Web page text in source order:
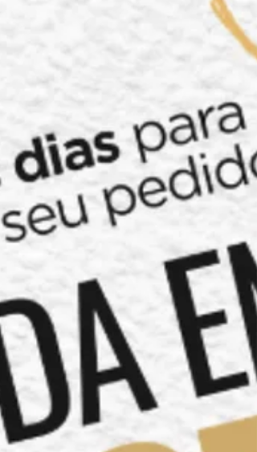
Estamos entrando em uma nova fase. A
MWM Indústria Cosmética dá um passo
estratégico rumo ao futuro com a
da nossa planta fabril e o aumento de 4x na
crescimento, esse movimento representa a
consolidação da nossa estrutura para
marcas que pensam grande. Estamos
investindo em tecnologia, processos e
capacidade industrial para garantir ainda
mais eficiência, qualidade e agilidade em
cada etapa da produção. Com essa expa